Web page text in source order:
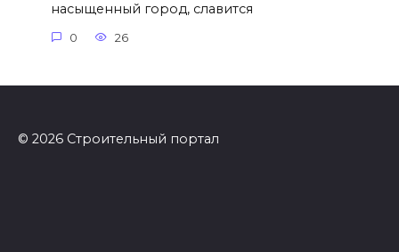
насыщенный город, славится
0 26
© 2026 Строительный портал